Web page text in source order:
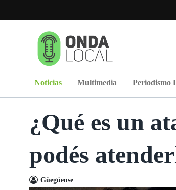
Noticias Multimedia Periodismo
¿Qué es un
podés
Güegüense